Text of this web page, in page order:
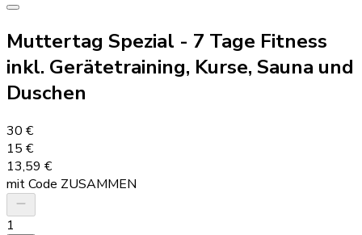
Muttertag Spezial - 7 Tage Fitness
inkl. Gerätetraining, Kurse, Sauna und
Duschen
30 €
15 €
13,59 €
mit Code ZUSAMMEN
1